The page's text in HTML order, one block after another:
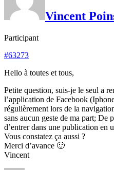
Vincent
Participant
#63273
Hello à toutes et tous,
Petite question, suis-je le seul a
l’application de Facebook
régulièrement lors de la
sans aucun geste de ma part; De
d’entrer dans une publication en
Vous constatez ça aussi ?
Merci d’avance 🙂
Vincent